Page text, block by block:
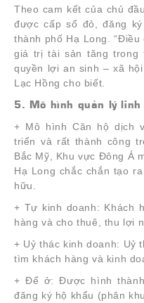
Theo cam kết của chủ
được cấp sổ đỏ, đăng
thành phố Hạ Long.
giá trị tài sản tăng trong
quyền lợi an sinh – xã
Lạc Hồng cho biết.
5. Mô hình quản lý linh
+ Mô hình Căn hộ dịch
triển và rất thành công
Bắc Mỹ, Khu vực Đông Á
Hạ Long chắc chắn tạo
hữu.
+ Tự kinh doanh: Khách
hàng và cho thuê, thu lợi
+ Uỷ thác kinh doanh: Uỷ
tìm khách hàng và kinh
+ Để ở: Được hình
đăng ký hộ khẩu (phân